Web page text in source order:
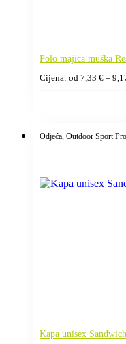
Polo majica muška
Cijena: od 7,33 € –
Odjeća, Outdoor Sport
Kapa unisex